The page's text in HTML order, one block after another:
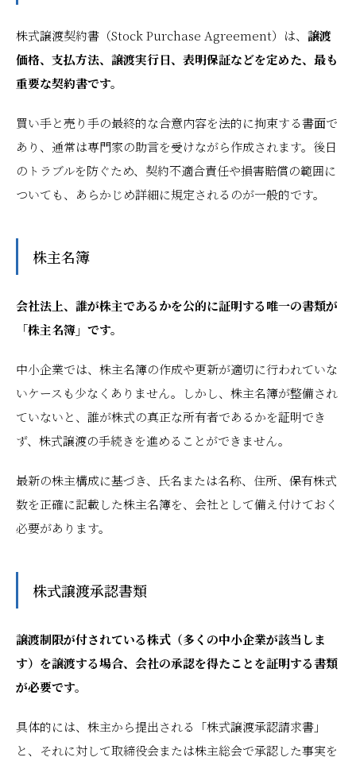
株式譲渡契約書（Stock Purchase Agreement）は、 譲渡
価格、支払方法、譲渡実行日、表明保証などを定めた、最も
重要な契約書です。
買い手と売り手の最終的な合意内容を法的に拘束する書面で
あり、通常は専門家の助言を受けながら作成されます。後日
のトラブルを防ぐため、契約不適合責任や損害賠償の範囲に
ついても、あらかじめ詳細に規定されるのが一般的です。
株主名簿
会社法上、誰が株主であるかを公的に証明する唯一の書類が
「株主名簿」です。
中小企業では、株主名簿の作成や更新が適切に行われていな
いケースも少なくありません。しかし、株主名簿が整備され
ていないと、誰が株式の真正な所有者であるかを証明でき
ず、株式譲渡の手続きを進めることができません。
最新の株主構成に基づき、氏名または名称、住所、保有株式
数を正確に記載した株主名簿を、会社として備え付けておく
必要があります。
株式譲渡承認書類
譲渡制限が付されている株式（多くの中小企業が該当しま
す）を譲渡する場合、会社の承認を得たことを証明する書類
が必要です。
具体的には、株主から提出される「株式譲渡承認請求書」
と、それに対して取締役会または株主総会で承認した事実を